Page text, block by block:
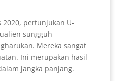
2020, pertunjukan U-
sungguh
Mereka sangat
Ini merupakan hasil
jangka panjang.